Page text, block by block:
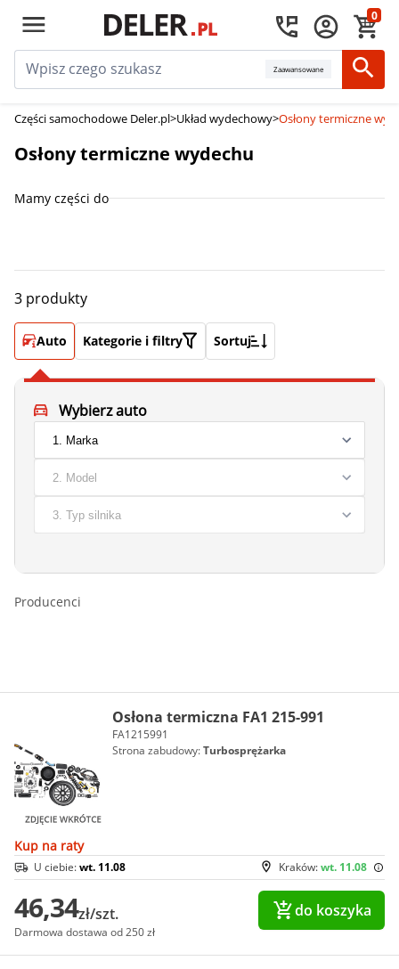
0
Zaawansowane
Części samochodowe Deler.pl>Układ wydechowy>Osłony termiczne
Osłony termiczne wydechu
Mamy części do
3 produkty
Auto Kategorie i filtry Sortuj
Wybierz auto
Producenci
Osłona termiczna FA1 215-991
FA1215991
Strona zabudowy:Turbosprężarka
Kup na raty
Kraków:wt. 11.08
U ciebie:wt. 11.08
46,34zł/szt.
Darmowa dostawa od 250 zł
do koszyka